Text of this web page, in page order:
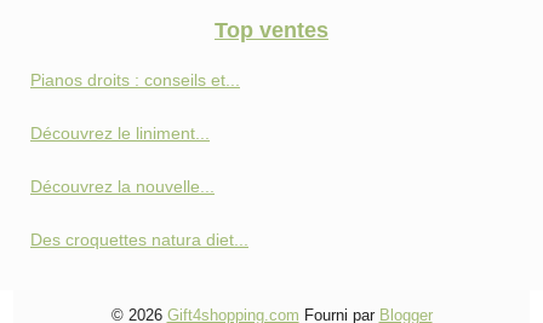
Top ventes
Pianos droits : conseils et...
Découvrez le liniment...
Découvrez la nouvelle...
Des croquettes natura diet...
© 2026 Gift4shopping.com Fourni par Blogger